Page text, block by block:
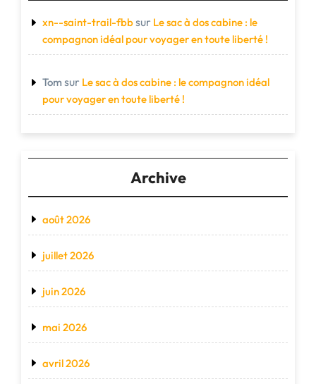
xn--saint-trail-fbbsur Le sac à dos cabine : le
compagnon idéal pour voyager en toute liberté !
Tom sur Le sac à dos cabine : le compagnon idéal
pour voyager en toute liberté !
Archive
août 2026
juillet 2026
juin 2026
mai 2026
avril 2026